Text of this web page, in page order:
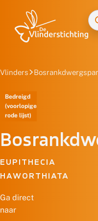
Vlinders
Bedreigd
(voorlopige
rode lijst)
EUPITHECIA
HAWORTHIATA
Ga direct
naar